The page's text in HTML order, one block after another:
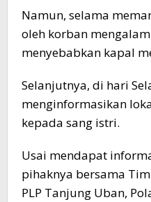
Namun, selama
oleh korban
menyebabkan kapal
Selanjutnya, di hari
menginformasikan
kepada sang istri.
Usai mendapat
pihaknya bersama
PLP Tanjung Uban,